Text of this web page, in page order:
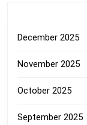
December 2025
November 2025
October 2025
September 2025